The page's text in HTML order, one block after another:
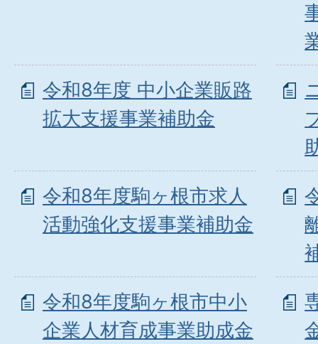
令和8年度 中小企業販路
拡大支援事業補助金
令和8年度駒ヶ根市求人
活動強化支援事業補助金
令和8年度駒ヶ根市中小
企業人材育成事業助成金